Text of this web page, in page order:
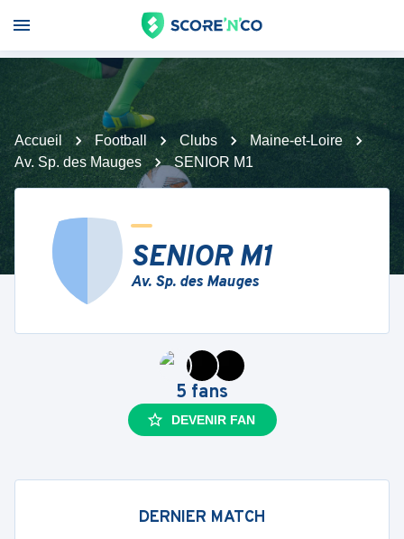
Accueil Football Clubs
Maine-et-Loire
Av. Sp. des Mauges
SENIOR M1
SENIOR M1
Av. Sp. des Mauges
5 fans
DEVENIR FAN
DERNIER MATCH